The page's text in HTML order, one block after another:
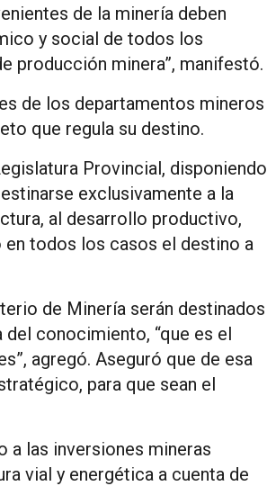
de la minería deben
y social de todos los
producción minera”, manifestó.
de los departamentos mineros
que regula su destino.
Provincial, disponiendo
exclusivamente a la
al desarrollo productivo,
todos los casos el destino a
de Minería serán destinados
conocimiento, “que es el
agregó. Aseguró que de esa
para que sean el
a las inversiones mineras
vial y energética a cuenta de